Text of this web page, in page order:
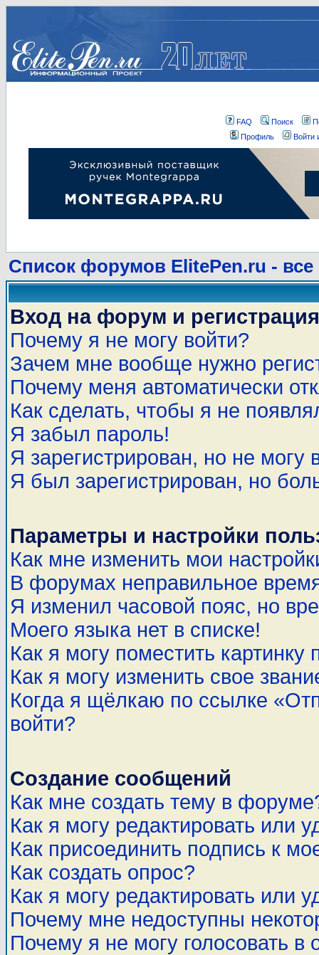
FAQ Поиск
Профиль
Войти
Список форумов ElitePen.ru - все
Вход на форум и регистрация
Почему я не могу войти?
Зачем мне вообще нужно
Почему меня автоматически
Как сделать, чтобы я не
Я забыл пароль!
Я зарегистрирован, но не могу
Я был зарегистрирован, но
Параметры и настройки
Как мне изменить мои
В форумах неправильное
Я изменил часовой пояс, но
Моего языка нет в списке!
Как я могу поместить
Как я могу изменить свое
Когда я щёлкаю по ссылке
войти?
Создание сообщений
Как мне создать тему в
Как я могу редактировать или
Как присоединить подпись к
Как создать опрос?
Как я могу редактировать или
Почему мне недоступны
Почему я не могу голосовать в